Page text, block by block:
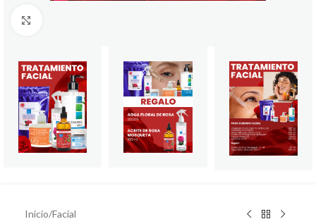
Inicio/Facial